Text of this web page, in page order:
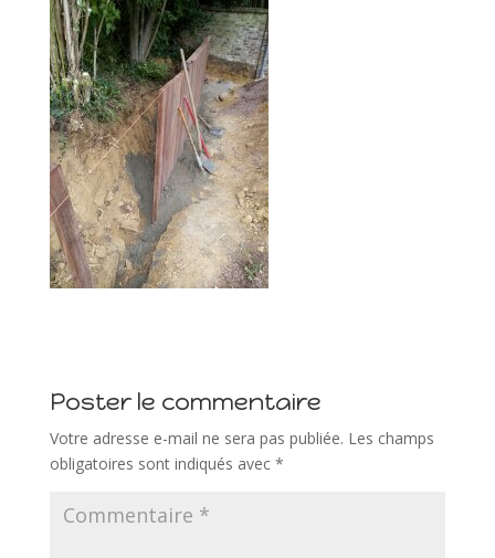
Poster le commentaire
Votre adresse e-mail ne sera pas publiée. Les champs
obligatoires sont indiqués avec *